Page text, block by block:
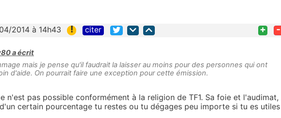
2014 à 14h43 ! citer + -
a écrit
mais je pense qu'il faudrait la laisser au moins pour des personnes qui ont
d'aide. On pourrait faire une exception pour cette émission.
n'est pas possible conformément à la religion de TF1. Sa foie et l'audimat,
certain pourcentage tu restes ou tu dégages peu importe si tu es utiles